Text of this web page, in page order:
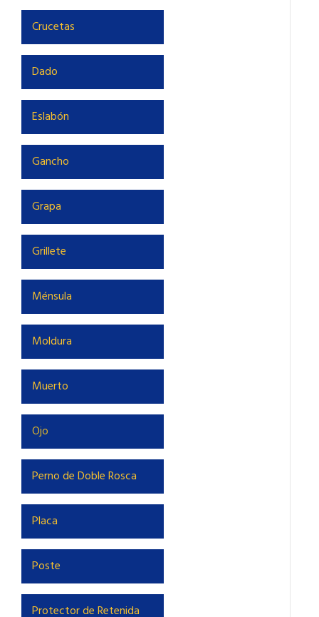
Crucetas
Dado
Eslabón
Gancho
Grapa
Grillete
Ménsula
Moldura
Muerto
Ojo
Perno de Doble Rosca
Placa
Poste
Protector de Retenida